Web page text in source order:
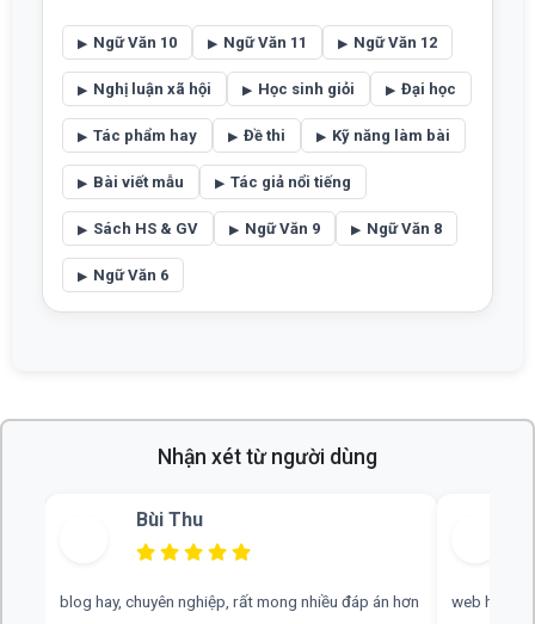
Ngữ Văn 10 Ngữ Văn 11 Ngữ Văn 12
Nghị luận xã hội Học sinh giỏi Đại học
Tác phẩm hay Đề thi Kỹ năng làm bài
Bài viết mẫu Tác giả nổi tiếng
Sách HS & GV Ngữ Văn 9 Ngữ Văn 8
Ngữ Văn 6
Nhận xét từ người dùng
Bùi Thu
blog hay, chuyên nghiệp, rất mong nhiều đáp án hơn web hay,